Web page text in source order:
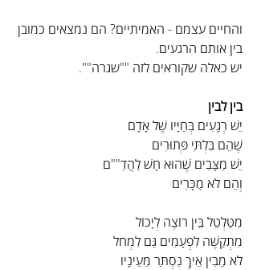
והחיים עצמם - האמיתיים? הם נמצאים כמובן
בין אותם הרגעים.
יש כאלה שקוראים לזה ""שגרה"".
בין לבין
יֵשׁ רְגָעִים בְּחַיָּיו שֶׁל אָדָם
שֶׁהֵם בִּלְתִּי פְּתוּרִים
יֵשׁ מַצָּבִים שֶׁהוּא חָשׁ לַהֲדַ""ם
וְהֵם לֹא מֻכָּרִים
מִטַּלְטֵל בֵּין רוֹצֶה לְיָכוֹל
מִתְקַשֶּׁה לִפְעָמִים גַּם לִמְחֹל
לֹא מֵבִין אֵיךְ נִסְתַּר מֵעֵינָיו